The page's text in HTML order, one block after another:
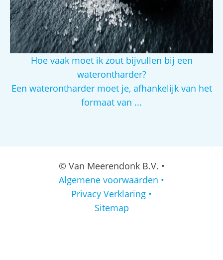
Hoe vaak moet ik zout bijvullen bij een
waterontharder?
Een waterontharder moet je, afhankelijk van het
formaat van ...
© Van Meerendonk B.V. •
Algemene voorwaarden •
Privacy Verklaring •
Sitemap